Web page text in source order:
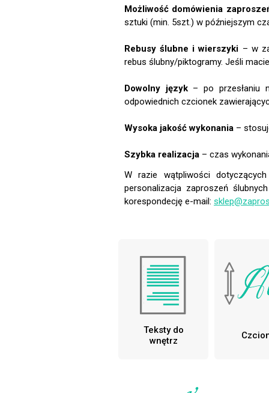
Możliwość domówienia
sztuki (min. 5szt.) w późniejszym
Rebusy ślubne i wierszyki – w
rebus ślubny/piktogramy. Jeśli
Dowolny język– po przesłaniu
odpowiednich czcionek
Wysoka jakość wykonania –
Szybka realizacja – czas
W razie wątpliwości
personalizacja zaproszeń
korespondecję e-mail:
Teksty do
wnętrz